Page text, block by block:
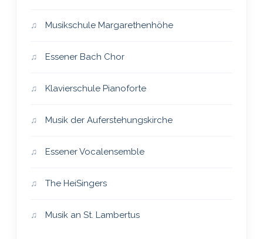
Musikschule Margarethenhöhe
Essener Bach Chor
Klavierschule Pianoforte
Musik der Auferstehungskirche
Essener Vocalensemble
The HeiSingers
Musik an St. Lambertus